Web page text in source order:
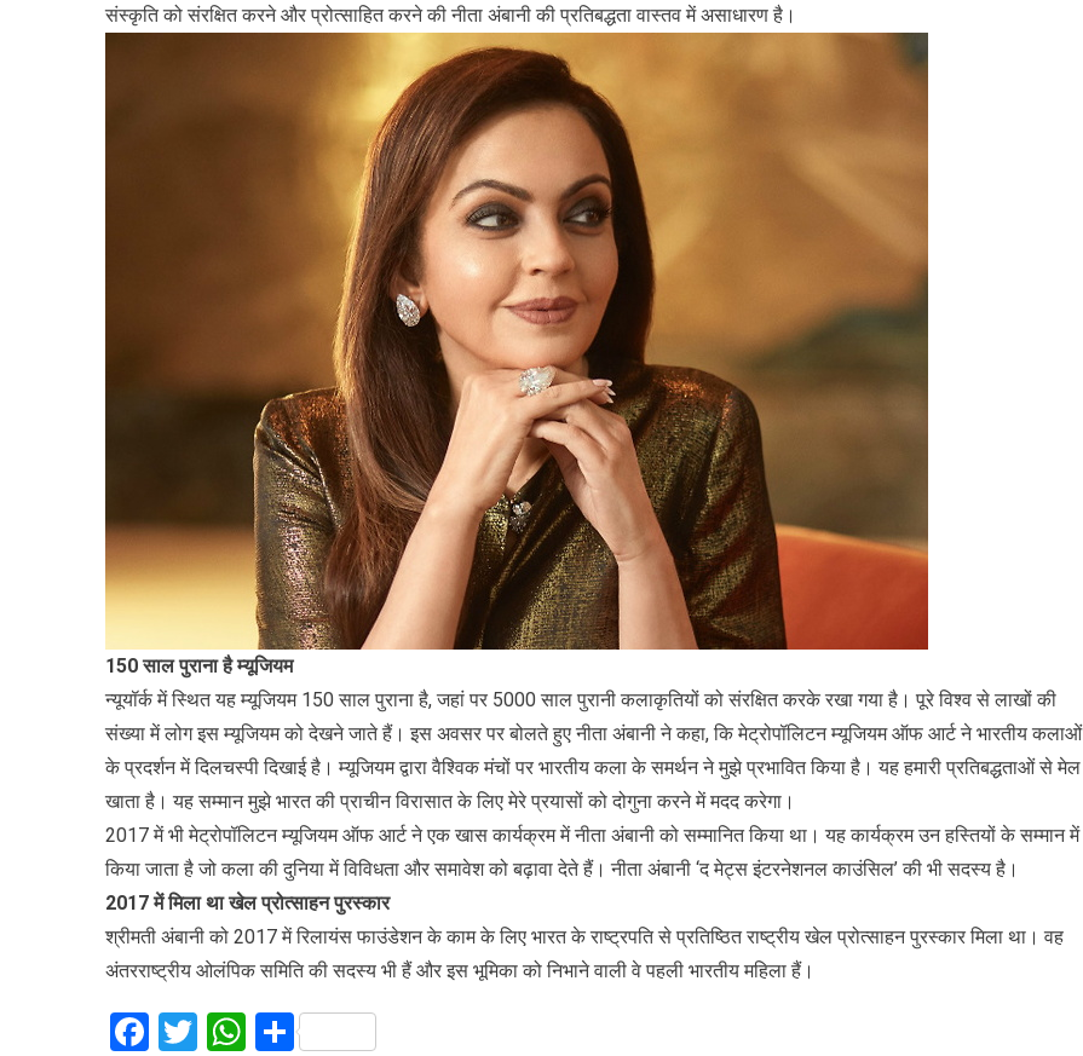
संस्कृति को संरक्षित करने और प्रोत्साहित करने की नीता अंबानी की प्रतिबद्धता वास्तव में असाधारण है।
150 साल पुराना है म्यूजियम
न्यूयॉर्क में स्थित यह म्यूजियम 150 साल पुराना है, जहां पर 5000 साल पुरानी कलाकृतियों को संरक्षित करके रखा गया है। पूरे विश्व से लाखों की
संख्या में लोग इस म्यूजियम को देखने जाते हैं। इस अवसर पर बोलते हुए नीता अंबानी ने कहा, कि मेट्रोपॉलिटन म्यूजियम ऑफ आर्ट ने भारतीय कलाओं
के प्रदर्शन में दिलचस्पी दिखाई है। म्यूजियम द्वारा वैश्विक मंचों पर भारतीय कला के समर्थन ने मुझे प्रभावित किया है। यह हमारी प्रतिबद्धताओं से मेल
खाता है। यह सम्मान मुझे भारत की प्राचीन विरासात के लिए मेरे प्रयासों को दोगुना करने में मदद करेगा।
2017 में भी मेट्रोपॉलिटन म्यूजियम ऑफ आर्ट ने एक खास कार्यक्रम में नीता अंबानी को सम्मानित किया था। यह कार्यक्रम उन हस्तियों के सम्मान में
किया जाता है जो कला की दुनिया में विविधता और समावेश को बढ़ावा देते हैं। नीता अंबानी ‘द मेट्स इंटरनेशनल काउंसिल’ की भी सदस्य है।
2017 में मिला था खेल प्रोत्साहन पुरस्कार
श्रीमती अंबानी को 2017 में रिलायंस फाउंडेशन के काम के लिए भारत के राष्ट्रपति से प्रतिष्ठित राष्ट्रीय खेल प्रोत्साहन पुरस्कार मिला था। वह
अंतरराष्ट्रीय ओलंपिक समिति की सदस्य भी हैं और इस भूमिका को निभाने वाली वे पहली भारतीय महिला हैं।
Facebook
TwitterWhatsApp
Share